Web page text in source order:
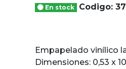
En stock Codigo:
Empapelado vinílico
Dimensiones: 0,53 x